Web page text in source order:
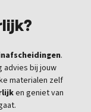
.
advies bij jouw
materialen zelf
en geniet van